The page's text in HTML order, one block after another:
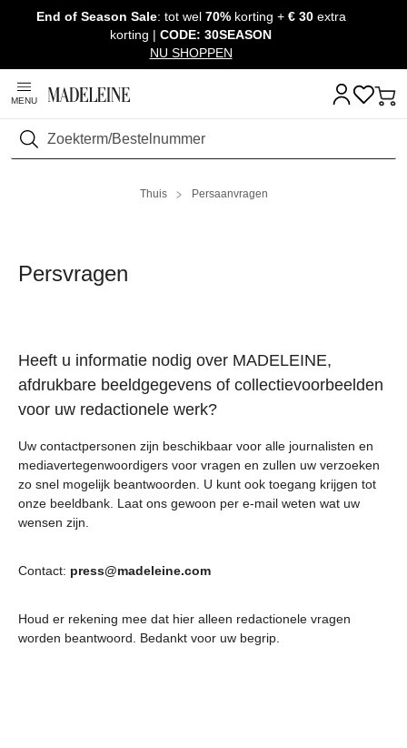
Navigatie overslaan, direct naar content
End of Season Sale: tot wel70% korting +€ 30 extra
korting | CODE: 30SEASON
NU SHOPPEN
MENU
Zoeken
Thuis Persaanvragen
Persvragen
Heeft u informatie nodig over MADELEINE,
afdrukbare beeldgegevens of collectievoorbeelden
voor uw redactionele werk?
Uw contactpersonen zijn beschikbaar voor alle journalisten en
mediavertegenwoordigers voor vragen en zullen uw verzoeken
zo snel mogelijk beantwoorden. U kunt ook toegang krijgen tot
onze beeldbank. Laat ons gewoon per e-mail weten wat uw
wensen zijn.
Contact: press@madeleine.com
Houd er rekening mee dat hier alleen redactionele vragen
worden beantwoord. Bedankt voor uw begrip.